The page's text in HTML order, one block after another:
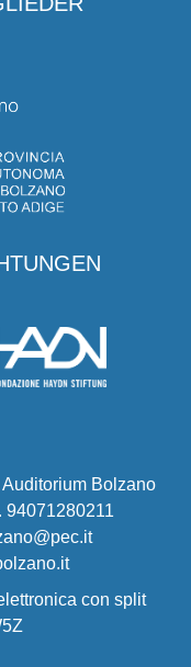
Bolzano
94071280211
con split